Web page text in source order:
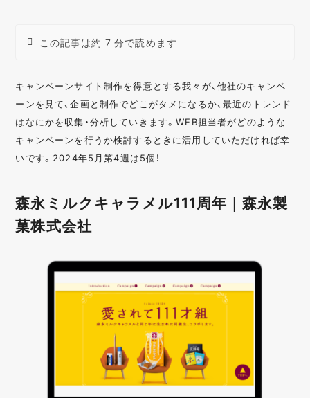
この記事は約 7 分で読めます
キャンペーンサイト制作を得意とする我々が、他社のキャンペ
ーンを見て、企画と制作でどこがタメになるか、最近のトレンド
はなにかを収集・分析していきます。WEB担当者がどのような
キャンペーンを行うか検討するときに活用していただければ幸
いです。2024年5月第4週は5個！
森永ミルクキャラメル111周年｜森永製
菓株式会社